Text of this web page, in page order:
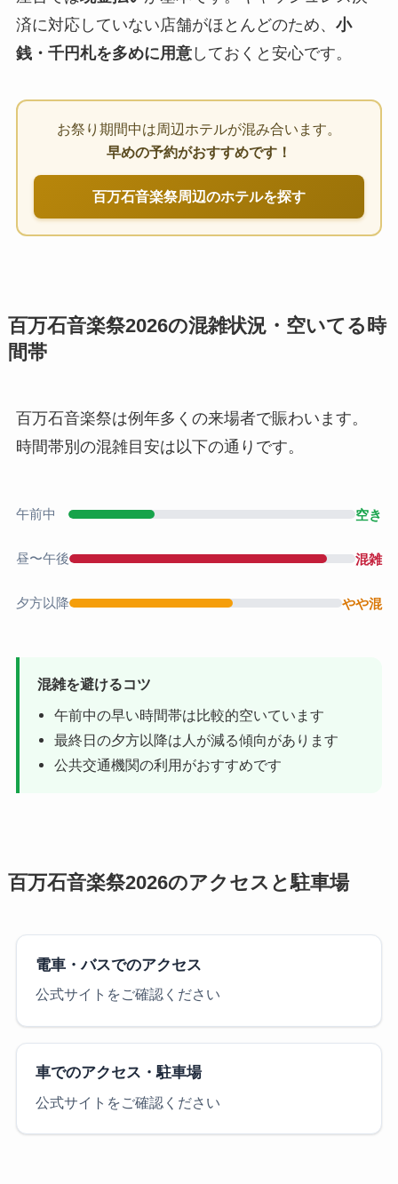
済に対応していない店舗がほとんどのため、 小
銭・千円札を多めに用意しておくと安心です。
お祭り期間中は周辺ホテルが混み合います。
早めの予約がおすすめです！
百万石音楽祭周辺のホテルを探す
百万石音楽祭2026の混雑状況・空いてる時
間帯
百万石音楽祭は例年多くの来場者で賑わいます。
時間帯別の混雑目安は以下の通りです。
午前中 空き
昼〜午後 混雑
夕方以降 やや混
混雑を避けるコツ
午前中の早い時間帯は比較的空いています
最終日の夕方以降は人が減る傾向があります
公共交通機関の利用がおすすめです
百万石音楽祭2026のアクセスと駐車場
電車・バスでのアクセス
公式サイトをご確認ください
車でのアクセス・駐車場
公式サイトをご確認ください